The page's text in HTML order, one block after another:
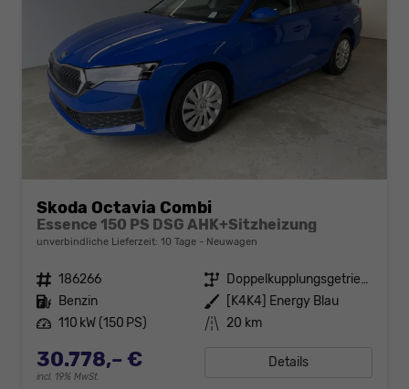
Skoda Octavia Combi
Essence 150 PS DSG AHK+Sitzheizung
unverbindliche Lieferzeit: 10 Tage Neuwagen
Fahrzeugnr. 186266 Getriebe
Doppelkupplungsgetriebe (DSG)
Kraftstoff Benzin Außenfarbe
[K4K4] Energy Blau
Leistung 110 kW (150 PS) Kilometerstand 20 km
30.778,– €
incl. 19% MwSt.
Details